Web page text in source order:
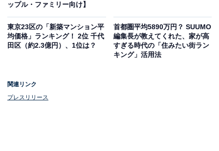
ップル・ファミリー向け】
東京23区の「新築マンション平
均価格」ランキング！ 2位 千代
田区（約2.3億円）、1位は？
首都圏平均5890万円？ SUUMO
編集長が教えてくれた、家が高
すぎる時代の「住みたい街ラン
キング」活用法
関連リンク
プレスリリース